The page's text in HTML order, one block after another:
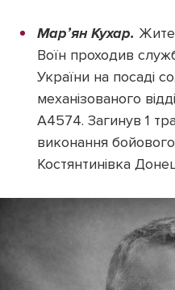
Марʼян Кухар.
Воїн проходив
України на посаді
механізованого
А4574. Загинув 1
виконання
Костянтинівка